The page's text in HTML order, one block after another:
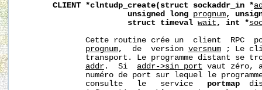
CLIENT *clntudp_create(struct sockaddr_in *
unsigned
long prognum,
struct
timeval wait , int *
Cette routine crée un  client  RPC
prognum,  de  version versnum ; Le
transport. Le programme distant se
addr .  Si addr->sin_port vaut zéro,
numéro de port sur lequel le
              consulte   le   service
portmap